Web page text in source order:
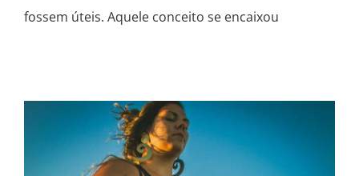
fossem úteis. Aquele conceito se encaixou